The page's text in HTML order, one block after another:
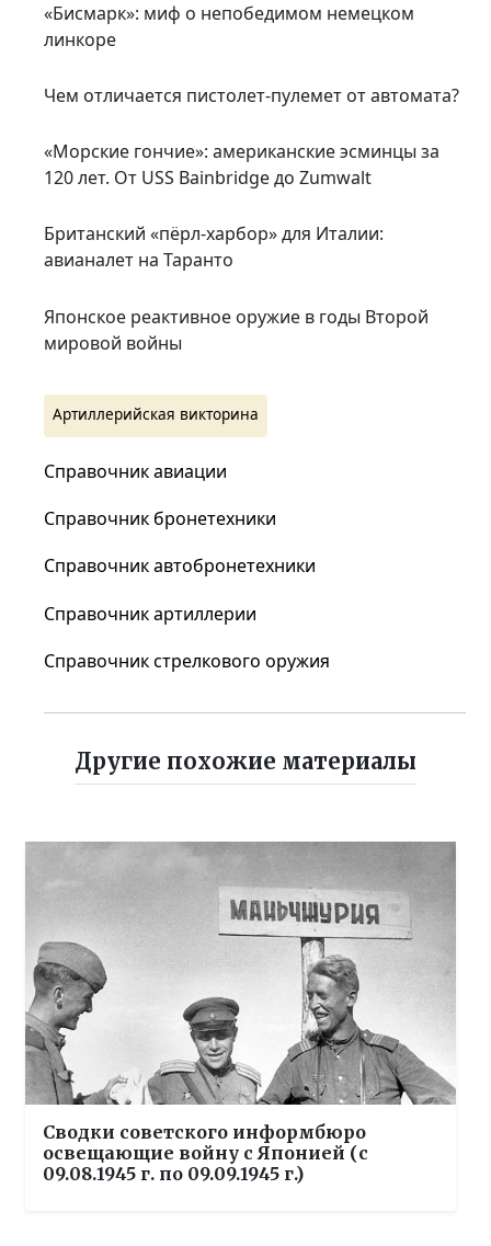
«Бисмарк»: миф о непобедимом немецком
линкоре
Чем отличается пистолет-пулемет от автомата?
«Морские гончие»: американские эсминцы за
120 лет. От USS Bainbridge до Zumwalt
Британский «пёрл-харбор» для Италии:
авианалет на Таранто
Японское реактивное оружие в годы Второй
мировой войны
Артиллерийская викторина
Справочник авиации
Справочник бронетехники
Справочник автобронетехники
Справочник артиллерии
Справочник стрелкового оружия
Другие похожие материалы
Сводки советского информбюро
освещающие войну с Японией (с
09.08.1945 г. по 09.09.1945 г.)